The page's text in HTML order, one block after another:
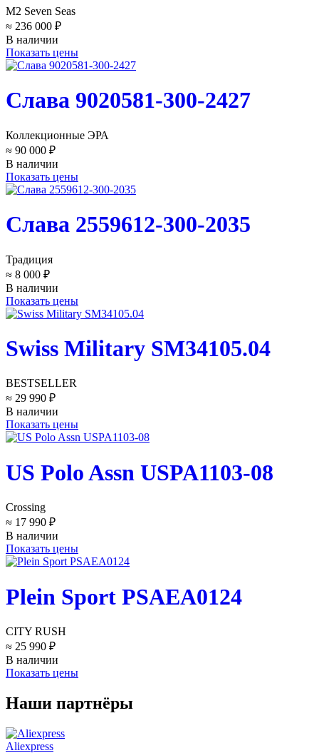
M2 Seven Seas
≈ 236 000 ₽
В наличии
Показать цены
Слава 9020581-300-2427
Коллекционные ЭРА
≈ 90 000 ₽
В наличии
Показать цены
Слава 2559612-300-2035
Традиция
≈ 8 000 ₽
В наличии
Показать цены
Swiss Military SM34105.04
BESTSELLER
≈ 29 990 ₽
В наличии
Показать цены
US Polo Assn USPA1103-08
Crossing
≈ 17 990 ₽
В наличии
Показать цены
Plein Sport PSAEA0124
CITY RUSH
≈ 25 990 ₽
В наличии
Показать цены
Наши партнёры
Aliexpress